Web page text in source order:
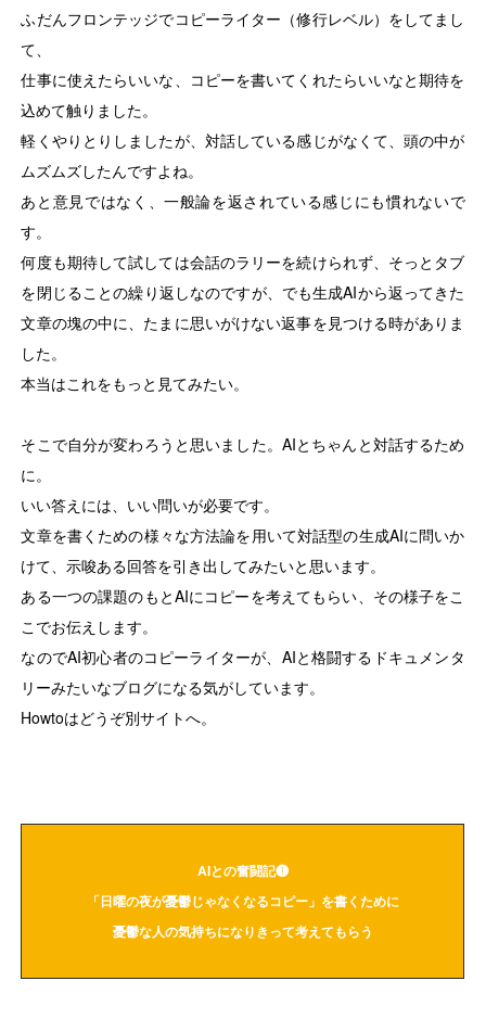
Careers
Contact
EN
ふだんフロンテッジでコピーライター（修行レベル）をしてまし
て、
仕事に使えたらいいな、コピーを書いてくれたらいいなと期待を
込めて触りました。
軽くやりとりしましたが、対話している感じがなくて、頭の中が
ムズムズしたんですよね。
あと意見ではなく、一般論を返されている感じにも慣れないで
す。
何度も期待して試しては会話のラリーを続けられず、そっとタブ
を閉じることの繰り返しなのですが、でも生成AIから返ってきた
文章の塊の中に、たまに思いがけない返事を見つける時がありま
した。
本当はこれをもっと見てみたい。
そこで自分が変わろうと思いました。AIとちゃんと対話するため
に。
いい答えには、いい問いが必要です。
文章を書くための様々な方法論を用いて対話型の生成AIに問いか
けて、示唆ある回答を引き出してみたいと思います。
ある一つの課題のもとAIにコピーを考えてもらい、その様子をこ
こでお伝えします。
なのでAI初心者のコピーライターが、AIと格闘するドキュメンタ
リーみたいなブログになる気がしています。
Howtoはどうぞ別サイトへ。
AIとの奮闘記❶
「日曜の夜が憂鬱じゃなくなるコピー」を書くために
憂鬱な人の気持ちになりきって考えてもらう